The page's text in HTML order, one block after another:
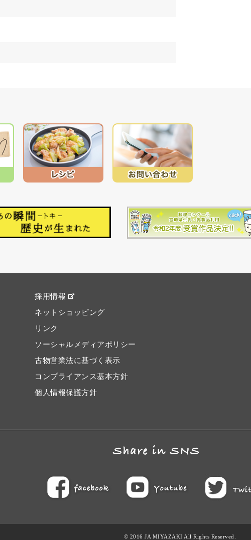
採用情報
ネットショッピング
リンク
ソーシャルメディアポリシー
古物営業法に基づく表示
コンプライアンス基本方針
個人情報保護方針
© 2016 JA MIYAZAKI All Rights Reserved.